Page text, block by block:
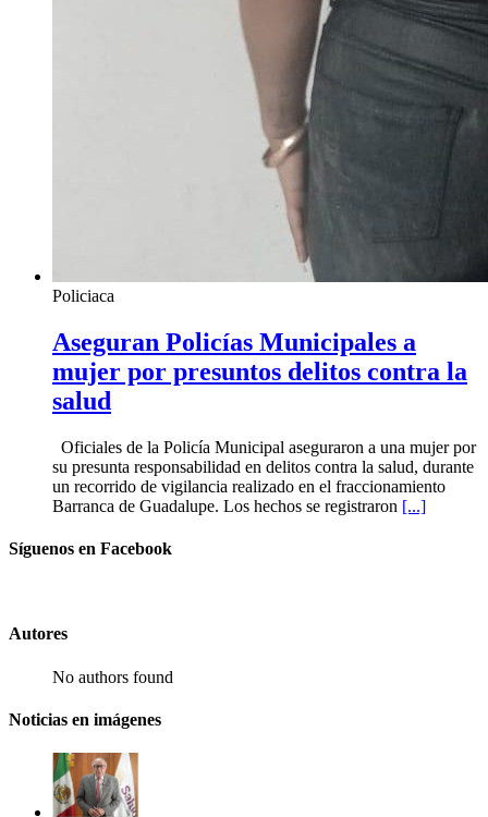
Policiaca
Aseguran Policías Municipales a
mujer por presuntos delitos contra la
salud
Oficiales de la Policía Municipal aseguraron a una mujer por
su presunta responsabilidad en delitos contra la salud, durante
un recorrido de vigilancia realizado en el fraccionamiento
Barranca de Guadalupe. Los hechos se registraron [...]
Síguenos en Facebook
Autores
No authors found
Noticias en imágenes